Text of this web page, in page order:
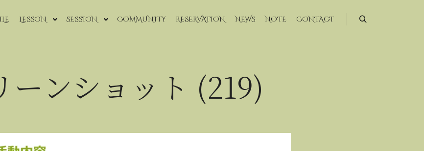
LESSON SESSION COMMUNITY RESERVATION NEWS NOTE CONTACT
ーンショット (219)